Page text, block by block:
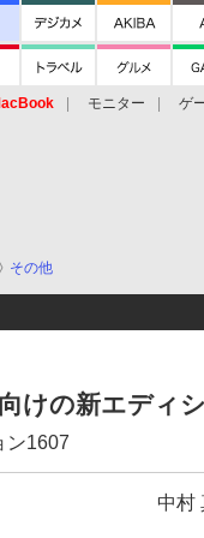
モニター ゲ
その他
けの新エディ
ン1607
中村